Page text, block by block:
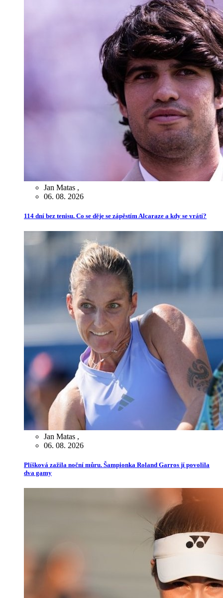
Jan Matas ,
06. 08. 2026
114 dní bez tenisu. Co se děje se zápěstím Alcaraze a kdy se vrátí?
Jan Matas ,
06. 08. 2026
Plíšková zažila noční můru. Šampionka Roland Garros jí povolila
dva gamy